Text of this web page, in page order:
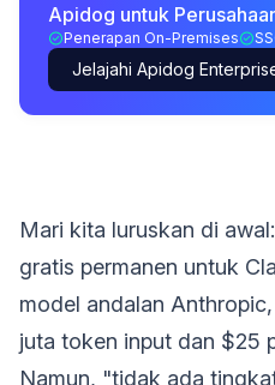
Apidog untuk
Penerapan On-Premises
Jelajahi Apidog
Mari kita luruskan di
gratis permanen untuk
model andalan
juta token input dan $25
Namun, "tidak ada